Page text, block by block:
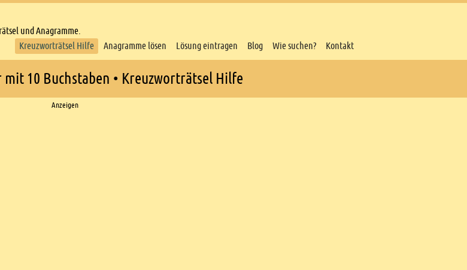
und Anagramme.
Kreuzworträtsel Hilfe
Anagramme lösen Lösung eintragen Blog Wie suchen? Kontakt
10 Buchstaben • Kreuzworträtsel Hilfe
Anzeigen